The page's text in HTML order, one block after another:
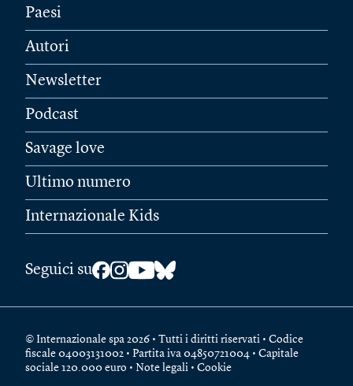
Paesi
Autori
Newsletter
Podcast
Savage love
Ultimo numero
Internazionale Kids
Seguici su
© Internazionale spa 2026 • Tutti i diritti riservati • Codice
fiscale 04003131002 • Partita iva 04850721004 • Capitale
sociale 120.000 euro • Note legali • Cookie